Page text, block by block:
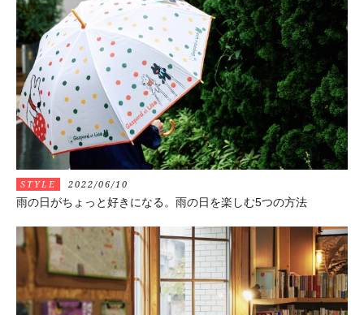
STYLE 2022/06/10
雨の日がちょっと好きになる。雨の日を楽しむ5つの方法